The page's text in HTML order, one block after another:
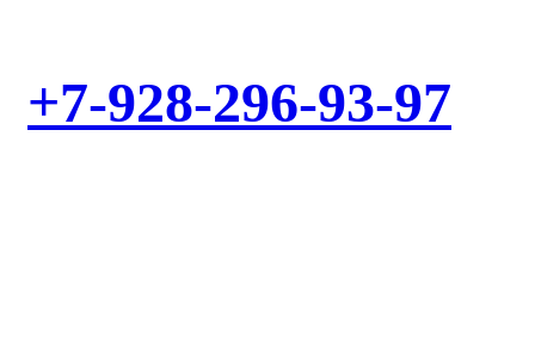
+7-928-296-93-97